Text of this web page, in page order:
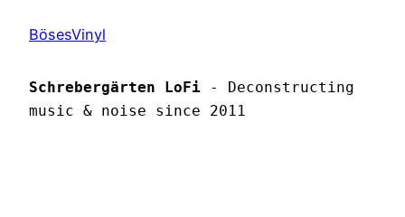
BösesVinyl
Schrebergärten LoFi - Deconstructing
music & noise since 2011